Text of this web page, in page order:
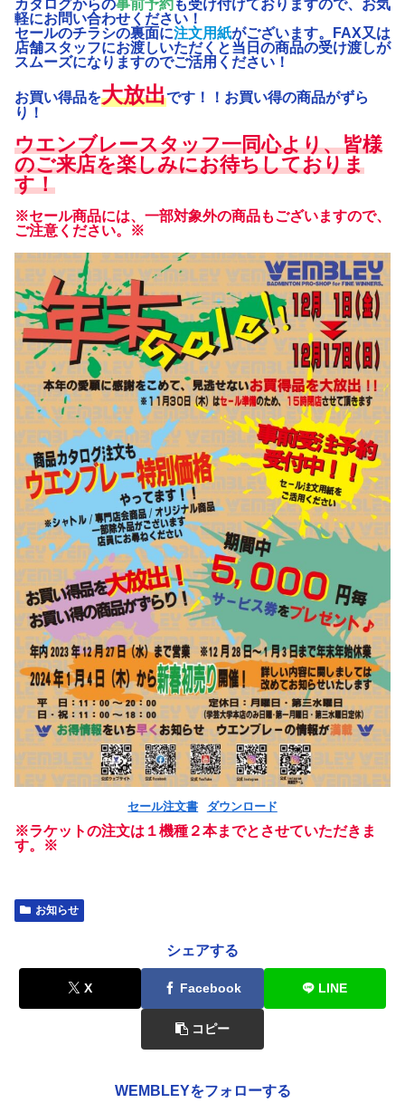
カタログからの事前予約も受け付けておりますので、お気
軽にお問い合わせください！
セールのチラシの裏面に注文用紙がございます。FAX又は
店舗スタッフにお渡しいただくと当日の商品の受け渡しが
スムーズになりますのでご活用ください！
お買い得品を大放出です！！お買い得の商品がずら
り！
ウエンブレースタッフ一同心より、皆様
のご来店を楽しみにお待ちしておりま
す！
※セール商品には、一部対象外の商品もございますので、
ご注意ください。※
セール注文書 ダウンロード
※ラケットの注文は１機種２本までとさせていただきま
す。※
お知らせ
シェアする
X Facebook LINE
コピー
WEMBLEYをフォローする